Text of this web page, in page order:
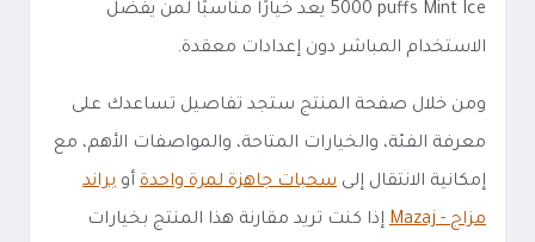
5000 puffs Mint Ice يعد خيارًا مناسبًا لمن يفضل
الاستخدام المباشر دون إعدادات معقدة.
ومن خلال صفحة المنتج ستجد تفاصيل تساعدك على
معرفة الفئة، والخيارات المتاحة، والمواصفات الأهم، مع
إمكانية الانتقال إلى سحبات جاهزة لمرة واحدة أو براند
مزاج - Mazaj
إذا كنت تريد مقارنة هذا المنتج بخيارات